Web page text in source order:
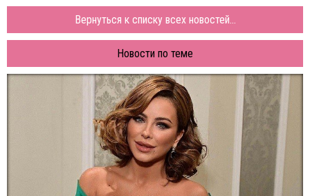
Вернуться к списку всех новостей...
Новости по теме